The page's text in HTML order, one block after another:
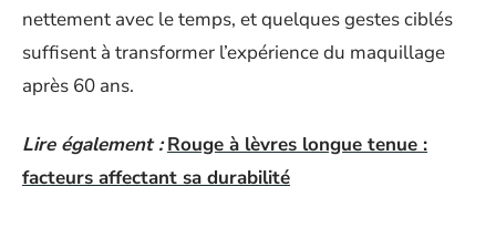
nettement avec le temps, et quelques gestes ciblés
suffisent à transformer l’expérience du maquillage
après 60 ans.
Lire également : Rouge à lèvres longue tenue :
facteurs affectant sa durabilité